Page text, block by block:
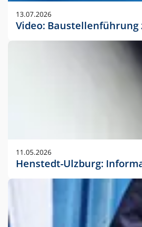
13.07.2026
Video:
11.05.2026
Henstedt-Ulzburg: